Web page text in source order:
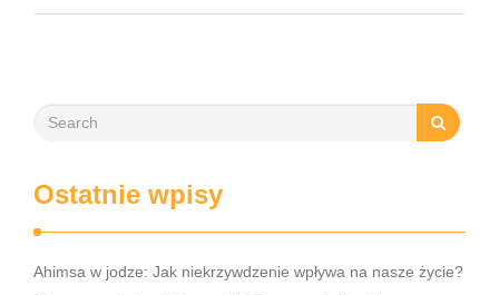
ale także do poprawy postawy ciała oraz wydolności …
Ostatnie wpisy
Ahimsa w jodze: Jak niekrzywdzenie wpływa na nasze życie?